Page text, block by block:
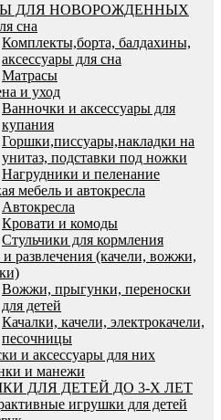
ДЛЯ НОВОРОЖДЕННЫХ
сна
Комплекты,борта, балдахины,
аксессуары для сна
Матрасы
и уход
Ванночки и аксессуары для
купания
Горшки,писсуары,накладки на
унитаз, подставки под ножки
Нагрудники и пеленание
мебель и автокресла
Автокресла
Кровати и комоды
Стульчики для кормления
развлечения (качели, вожжи,
Вожжи, прыгунки, переноски
для детей
Качалки, качели, электрокачели,
песочницы
и аксессуары для них
и манежи
ДЛЯ ДЕТЕЙ ДО 3-Х ЛЕТ
игрушки для детей